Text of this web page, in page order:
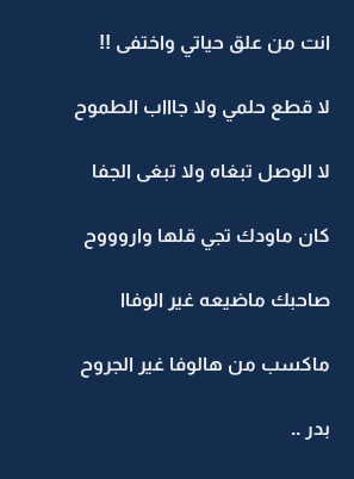
انت من علق حياتي واختفى !!
لا قطع حلمي ولا جاااب الطموح
لا الوصل تبغاه ولا تبغى الجفا
كان ماودك تجي قلها واروووح
صاحبك ماضيعه غير الوفاا
ماكسب من هالوفا غير الجروح
بدر ..